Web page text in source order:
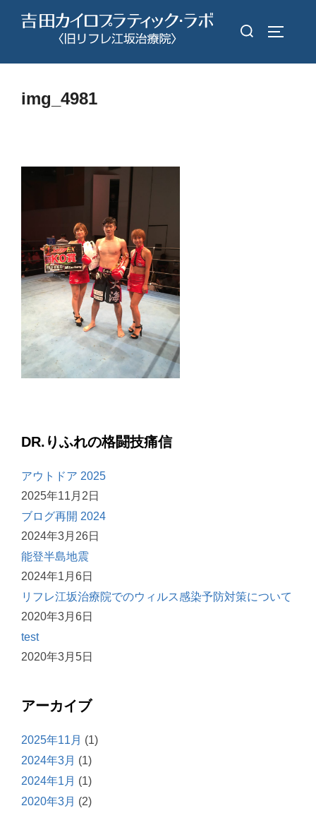
検
対
img_4981
DR.りふれの格闘技痛信
アウトドア 2025
2025年11月2日
ブログ再開 2024
2024年3月26日
能登半島地震
2024年1月6日
リフレ江坂治療院でのウィルス感染予防対策について
2020年3月6日
test
2020年3月5日
アーカイブ
2025年11月 (1)
2024年3月 (1)
2024年1月 (1)
2020年3月 (2)